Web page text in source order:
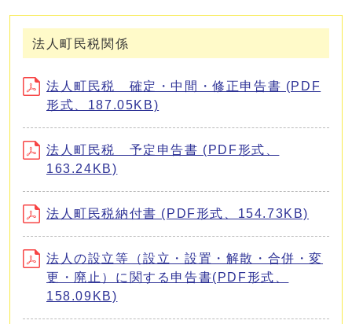
法人町民税関係
法人町民税 確定・中間・修正申告書 (PDF
形式、187.05KB)
法人町民税 予定申告書 (PDF形式、
163.24KB)
法人町民税納付書 (PDF形式、154.73KB)
法人の設立等（設立・設置・解散・合併・変
更・廃止）に関する申告書(PDF形式、
158.09KB)